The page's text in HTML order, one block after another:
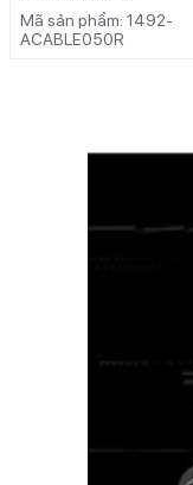
Mã sản phẩm: 1492-
ACABLE050R